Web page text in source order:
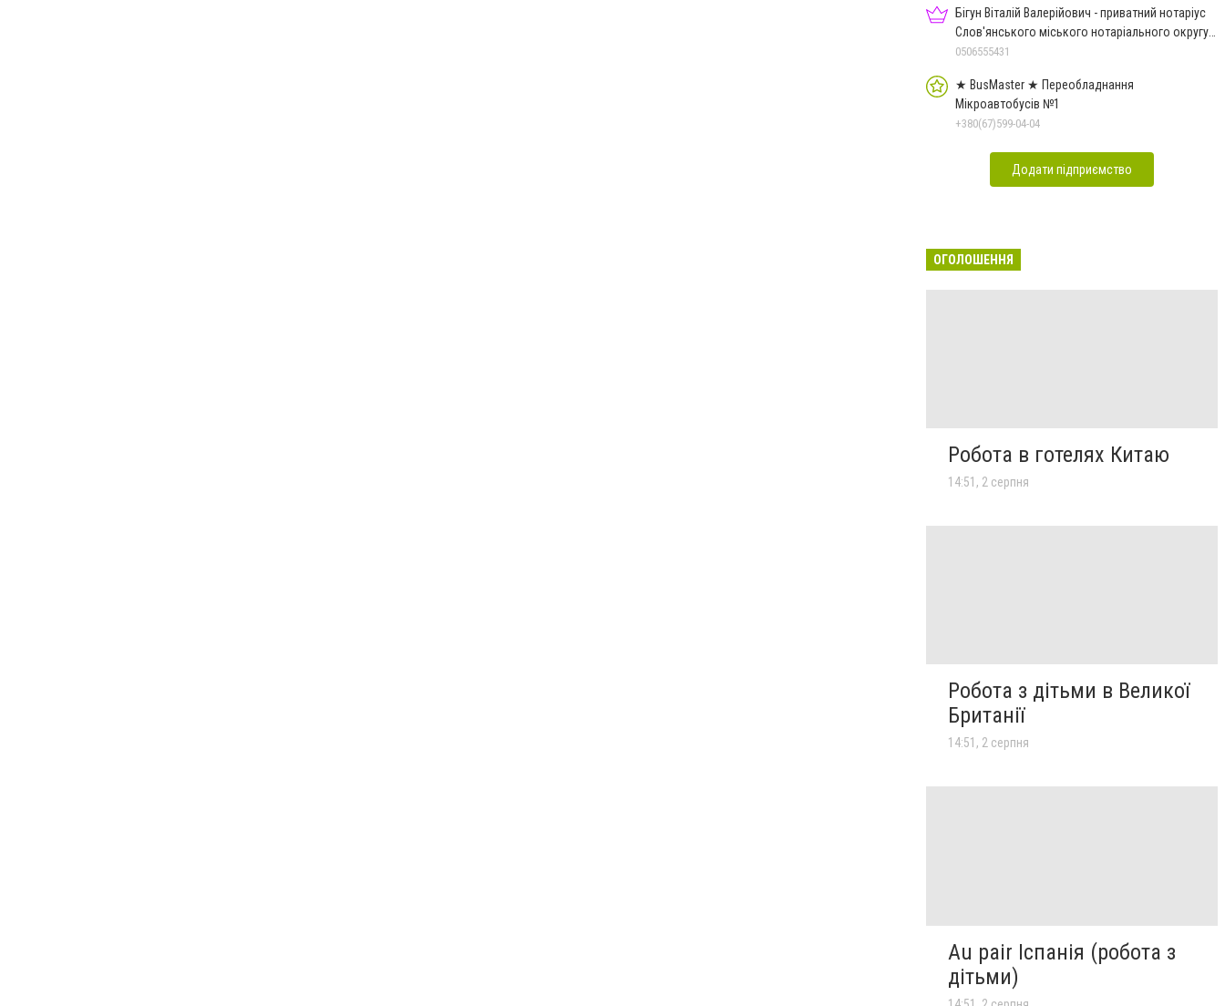
Бігун Віталій Валерійович - приватний нотаріус
Слов'янського міського нотаріального округу
Дон.обл.
0506555431
★ BusMaster ★ Переобладнання
Мікроавтобусів №1
+380(67)599-04-04
Додати підприємство
ОГОЛОШЕННЯ
Робота в готелях Китаю
14:51, 2 серпня
Робота з дітьми в Великої
Британії
14:51, 2 серпня
Au pair Іспанія (робота з
дітьми)